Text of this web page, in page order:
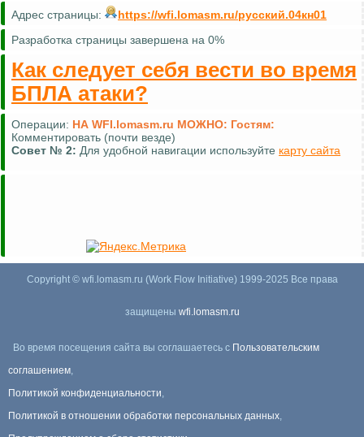
Адрес страницы:
https://wfi.lomasm.ru/русский.04кн01
Разработка страницы завершена на 0%
Как следует себя вести во время
БПЛА атаки?
Операции: НА WFI.lomasm.ru МОЖНО: Гостям:
Комментировать (почти везде)
Совет № 2: Для удобной навигации используйте карту сайта
Copyright © wfi.lomasm.ru (Work Flow Initiative) 1999-2025 Все права
защищены wfi.lomasm.ru
Во время посещения сайта вы соглашаетесь с Пользовательским
соглашением,
Политикой конфиденциальности,
Политикой в отношении обработки персональных данных,